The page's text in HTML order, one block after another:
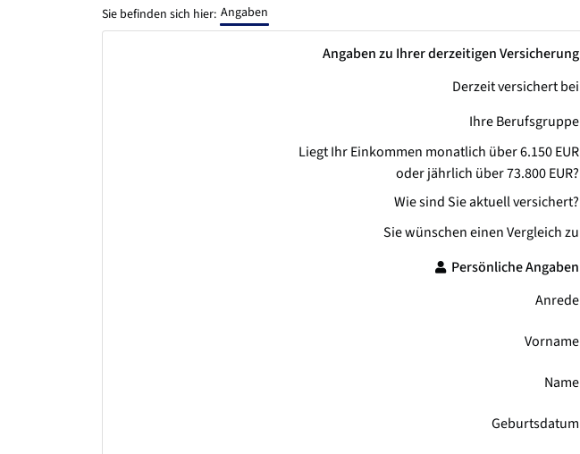
Sie befinden sich hier: Angaben
Angaben zu Ihrer derzeitigen Versicherung
Derzeit versichert bei
Ihre Berufsgruppe
Liegt Ihr Einkommen monatlich über 6.150 EUR
oder jährlich über 73.800 EUR?
Wie sind Sie aktuell versichert?
Sie wünschen einen Vergleich zu
Persönliche Angaben
Anrede
Vorname
Name
Geburtsdatum